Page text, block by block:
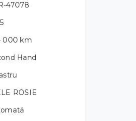
47078
000 km
Hand
ROSIE